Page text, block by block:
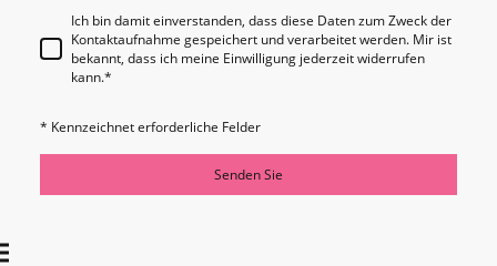
Ich bin damit einverstanden, dass diese Daten zum Zweck der
Kontaktaufnahme gespeichert und verarbeitet werden. Mir ist
bekannt, dass ich meine Einwilligung jederzeit widerrufen
kann.*
* Kennzeichnet erforderliche Felder
Senden Sie